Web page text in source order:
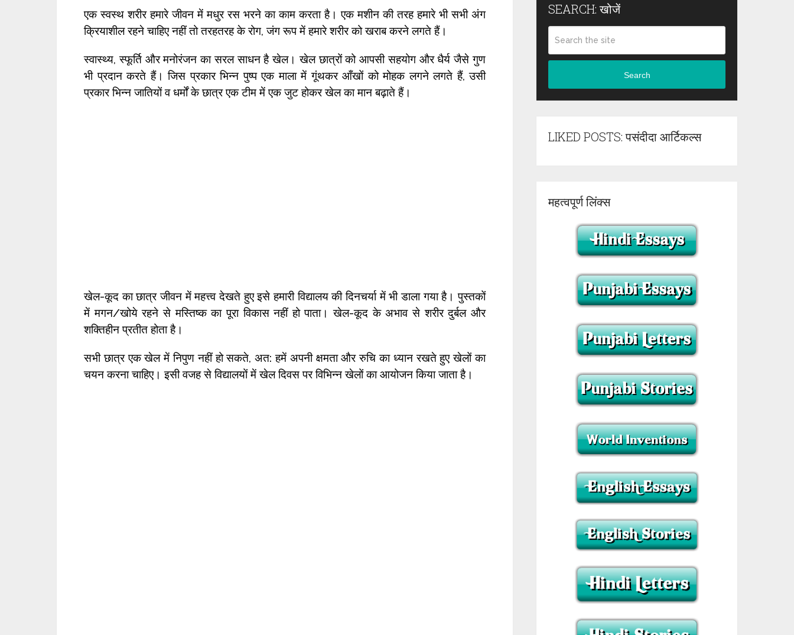
एक स्वस्थ शरीर हमारे जीवन में मधुर रस भरने का काम करता है। एक मशीन की तरह हमारे भी सभी अंग
क्रियाशील रहने चाहिए नहीं तो तरहतरह के रोग, जंग रूप में हमारे शरीर को खराब करने लगते हैं।
स्वास्थ्य, स्फूर्ति और मनोरंजन का सरल साधन है खेल। खेल छात्रों को आपसी सहयोग और धैर्य जैसे गुण
भी प्रदान करते हैं। जिस प्रकार भिन्न पुष्प एक माला में गूंथकर आँखों को मोहक लगने लगते हैं, उसी
प्रकार भिन्न जातियों व धर्मों के छात्र एक टीम में एक जुट होकर खेल का मान बढ़ाते हैं।
खेल-कूद का छात्र जीवन में महत्त्व देखते हुए इसे हमारी विद्यालय की दिनचर्या में भी डाला गया है। पुस्तकों
में मगन/खोये रहने से मस्तिष्क का पूरा विकास नहीं हो पाता। खेल-कूद के अभाव से शरीर दुर्बल और
शक्तिहीन प्रतीत होता है।
सभी छात्र एक खेल में निपुण नहीं हो सकते, अत: हमें अपनी क्षमता और रुचि का ध्यान रखते हुए खेलों का
चयन करना चाहिए। इसी वजह से विद्यालयों में खेल दिवस पर विभिन्न खेलों का आयोजन किया जाता है।
SEARCH: खोजें
Search
LIKED POSTS: पसंदीदा आर्टिकल्स
महत्वपूर्ण लिंक्स